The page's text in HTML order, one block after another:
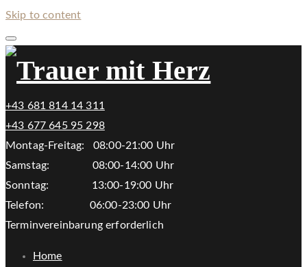
Skip to content
+43 681 814 14 311
+43 677 645 95 298
Montag-Freitag: 08:00-21:00 Uhr
Samstag: 08:00-14:00 Uhr
Sonntag: 13:00-19:00 Uhr
Telefon: 06:00-23:00 Uhr
Terminvereinbarung erforderlich
Home